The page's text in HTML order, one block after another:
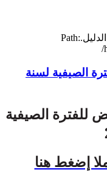
JFolder::create: غير قادر على إنشاء مجلد الدليل.Path:
/
الصيفية لسنة
للفترة الصيفية
إضغط هنا